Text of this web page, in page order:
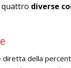
quattro diverse
diretta della